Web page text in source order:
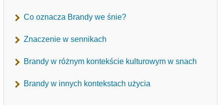
Co oznacza Brandy we śnie?
Znaczenie w sennikach
Brandy w różnym kontekście kulturowym w snach
Brandy w innych kontekstach użycia